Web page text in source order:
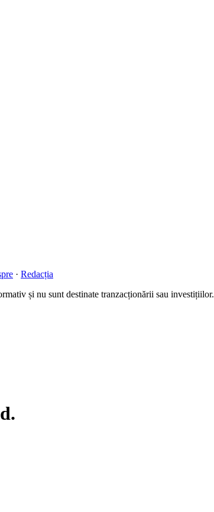
· Redacția
și nu sunt destinate tranzacționării sau investițiilor.